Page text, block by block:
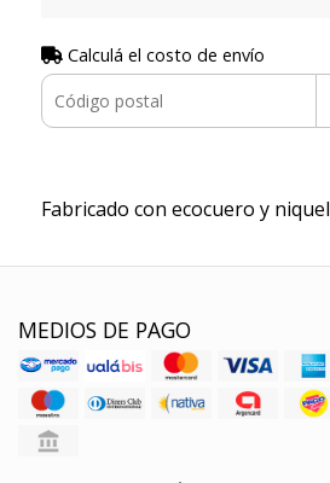
Calculá el costo de envío
Fabricado con ecocuero y niquel
MEDIOS DE PAGO